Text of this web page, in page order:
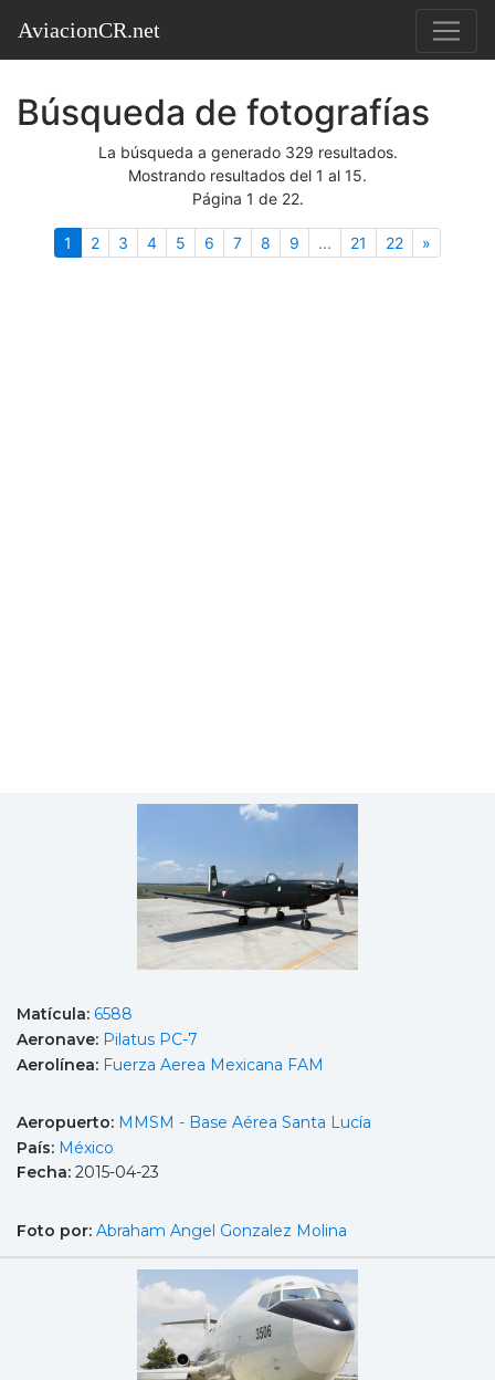
AviacionCR.net
Búsqueda de fotografías
La búsqueda a generado 329 resultados.
Mostrando resultados del 1 al 15.
Página 1 de 22.
1 (actual)
2 3 4 5 6 7 8 9 ... 21 22 »
Matícula: 6588
Aeronave: Pilatus PC-7
Aerolínea: Fuerza Aerea Mexicana FAM
Aeropuerto: MMSM - Base Aérea Santa Lucía
País: México
Fecha: 2015-04-23
Foto por: Abraham Angel Gonzalez Molina